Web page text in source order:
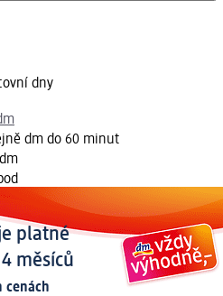
dny
dm do 60 minut
platné
měsíců
cenách